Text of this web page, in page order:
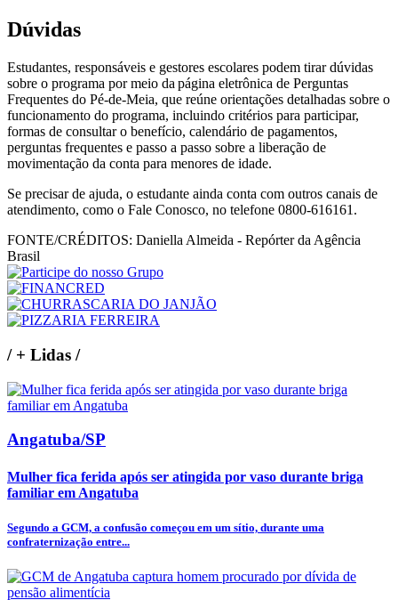
Dúvidas
Estudantes, responsáveis e gestores escolares podem tirar dúvidas
sobre o programa por meio da página eletrônica de Perguntas
Frequentes do Pé-de-Meia, que reúne orientações detalhadas sobre o
funcionamento do programa, incluindo critérios para participar,
formas de consultar o benefício, calendário de pagamentos,
perguntas frequentes e passo a passo sobre a liberação de
movimentação da conta para menores de idade.
Se precisar de ajuda, o estudante ainda conta com outros canais de
atendimento, como o Fale Conosco, no telefone 0800-616161.
FONTE/CRÉDITOS: Daniella Almeida - Repórter da Agência
Brasil
/+ Lidas /
Angatuba/SP
Mulher fica ferida após ser atingida por vaso durante briga
familiar em Angatuba
Segundo a GCM, a confusão começou em um sítio, durante uma
confraternização entre...